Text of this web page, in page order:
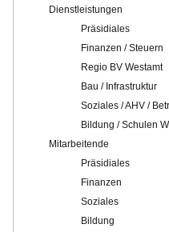
Dienstleistungen
Präsidiales
Finanzen / Steuern
Regio BV Westamt
Bau / Infrastruktur
Soziales / AHV /
Bildung / Schulen
Mitarbeitende
Präsidiales
Finanzen
Soziales
Bildung